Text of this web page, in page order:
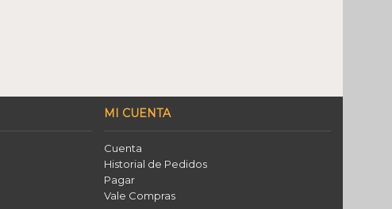
MI CUENTA
Cuenta
Historial de Pedidos
Pagar
Vale Compras